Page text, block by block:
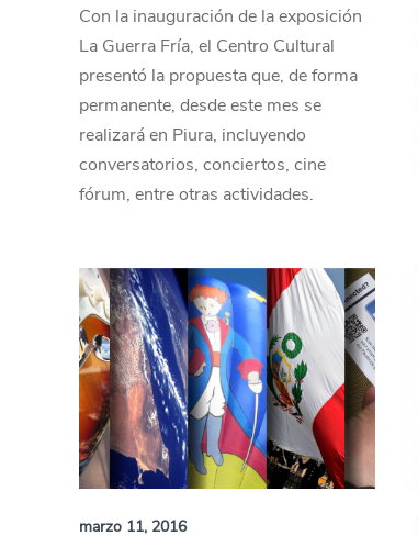
Con la inauguración de la exposición
La Guerra Fría, el Centro Cultural
presentó la propuesta que, de forma
permanente, desde este mes se
realizará en Piura, incluyendo
conversatorios, conciertos, cine
fórum, entre otras actividades.
marzo 11, 2016